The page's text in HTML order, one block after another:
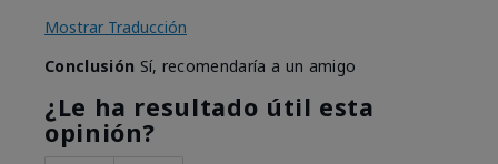
Mostrar Traducción
Conclusión Sí, recomendaría a un amigo
¿Le ha resultado útil esta
opinión?